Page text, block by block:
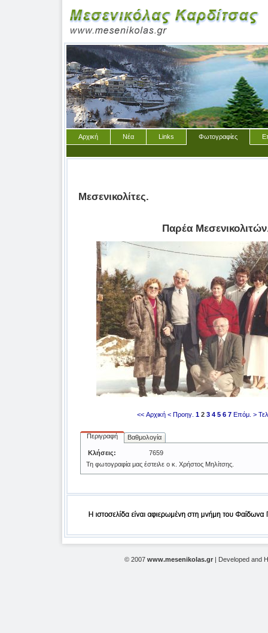
Αρχική Νέα Links Φωτογραφίες
Μεσενικολίτες.
Παρέα
<< Αρχική < Προηγ. 1 2 3 4 5 6 7 Επόμ. >
Περιγραφή Βαθμολογία
Κλήσεις:
7659
Τη φωτογραφία μας έστειλε ο κ. Χρήστος Μηλίτσης.
© 2007 www.mesenikolas.gr | Developed and